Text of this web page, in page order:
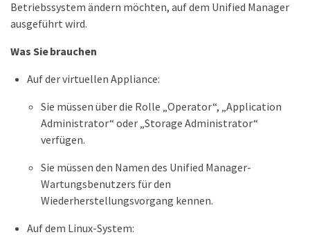
Betriebssystem ändern möchten, auf dem Unified Manager
ausgeführt wird.
Was Sie brauchen
Auf der virtuellen Appliance:
Sie müssen über die Rolle „Operator“, „Application
Administrator“ oder „Storage Administrator“
verfügen.
Sie müssen den Namen des Unified Manager-
Wartungsbenutzers für den
Wiederherstellungsvorgang kennen.
Auf dem Linux-System: